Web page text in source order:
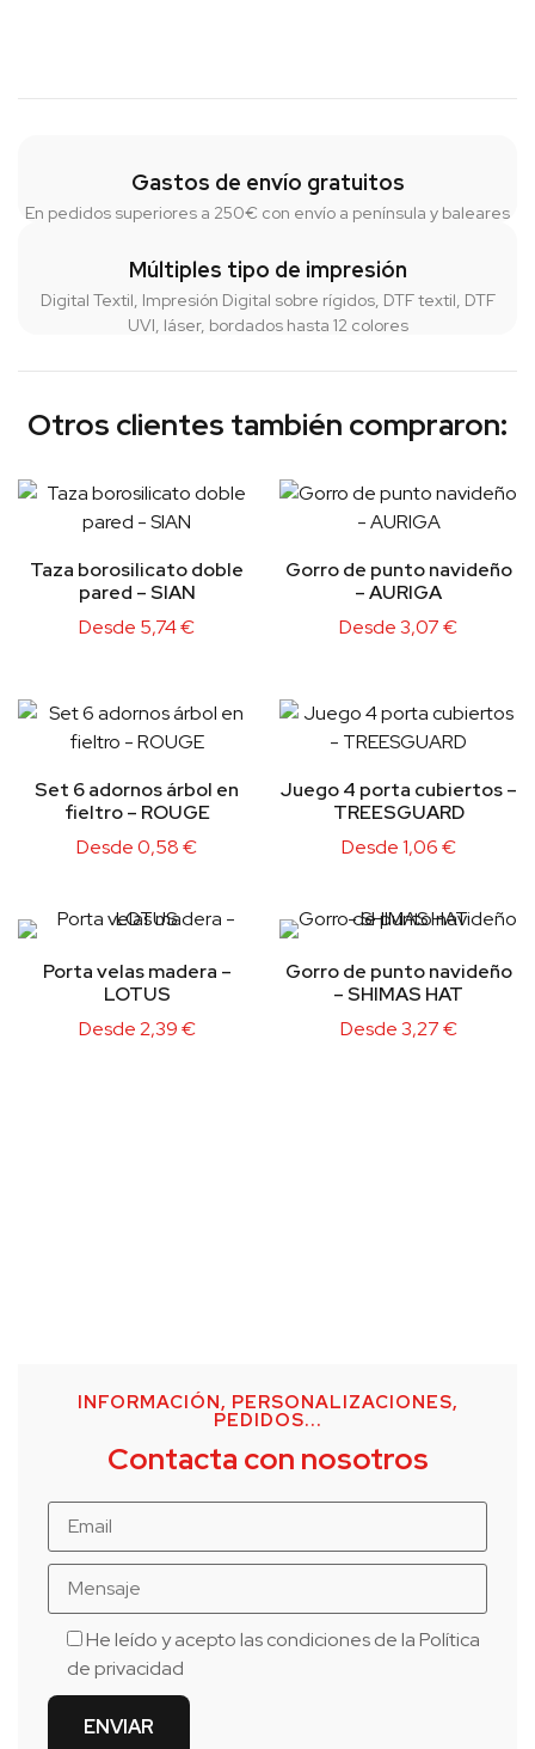
Gastos de envío gratuitos
En pedidos superiores a 250€ con envío a península y baleares
Múltiples tipo de impresión
Digital Textil, Impresión Digital sobre rígidos, DTF textil, DTF
UVI, láser, bordados hasta 12 colores
Otros clientes también compraron:
Taza borosilicato doble
pared – SIAN
Desde 5,74€
Gorro de punto navideño
– AURIGA
Desde3,07€
Set 6 adornos árbol en
fieltro – ROUGE
Desde0,58€
Juego 4 porta cubiertos –
TREESGUARD
Desde1,06€
Porta velas madera –
LOTUS
Desde2,39€
Gorro de punto navideño
– SHIMAS HAT
Desde3,27€
INFORMACIÓN, PERSONALIZACIONES,
PEDIDOS...
Contacta con nosotros
He leído y acepto las condiciones de laPolítica
de privacidad